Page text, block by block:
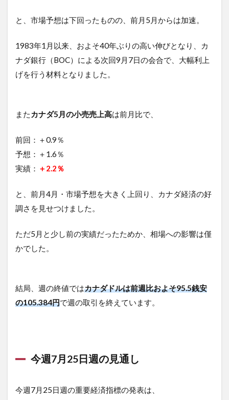
と、市場予想は下回ったものの、前月5月からは加速。
1983年1月以来、およそ40年ぶりの高い伸びとなり、カ
ナダ銀行（BOC）による次回9月7日の会合で、大幅利上
げを行う材料となりました。
また カナダ5月の小売売上高は前月比で、
前回：＋0.9％
予想：＋1.6％
実績： ＋2.2％
と、前月4月・市場予想を大きく上回り、カナダ経済の好
調さを見せつけました。
ただ5月と少し前の実績だったためか、相場への影響は僅
かでした。
結局、週の終値ではカナダドルは前週比およそ95.5銭安
の105.384円で週の取引を終えています。
今週7月25日週の見通し
今週7月25日週の重要経済指標の発表は、